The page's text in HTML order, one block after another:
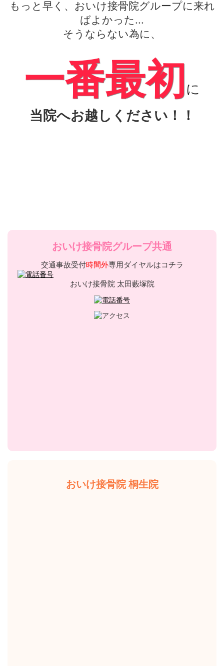
もっと早く、おいけ接骨院グループに来れ
ばよかった...
そうならない為に、
一番最初に
当院へお越しください！！
おいけ接骨院グループ共通
交通事故受付時間外専用ダイヤルはコチラ
おいけ接骨院 太田藪塚院
おいけ接骨院 桐生院